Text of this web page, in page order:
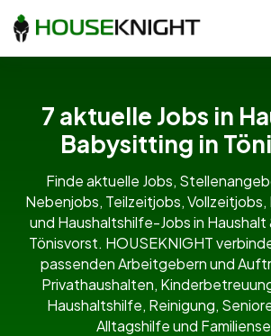
7 aktuelle Jobs in
Babysitting in
Finde aktuelle Jobs,
Nebenjobs, Teilzeitjobs,
und Haushaltshilfe-Jobs in
Tönisvorst. HOUSEKNIGHT
passenden Arbeitgebern und
Privathaushalten,
Haushaltshilfe, Reinigung,
Alltagshilfe und